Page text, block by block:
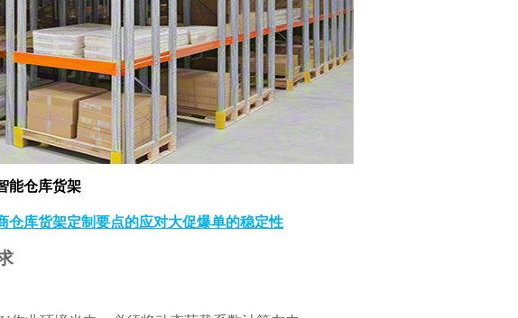
能仓库货架
仓库货架定制要点的应对大促爆单的稳定性